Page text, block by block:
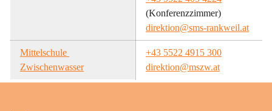
(Konferenzzimmer)
direktion@sms-rankweil.at
Mittelschule
Zwischenwasser
+43 5522 4915 300
direktion@mszw.at